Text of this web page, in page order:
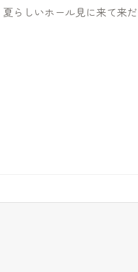
らしいホール見に来て来